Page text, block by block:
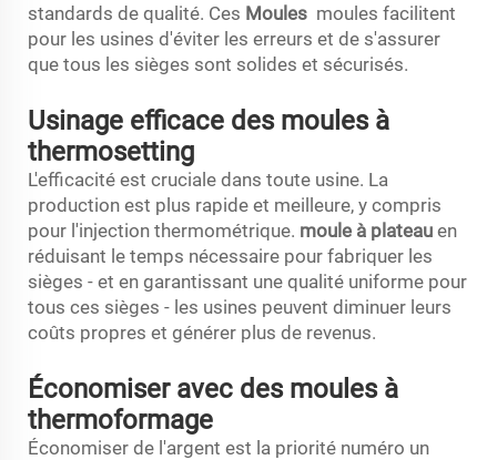
standards de qualité. Ces Moules moules facilitent
pour les usines d'éviter les erreurs et de s'assurer
que tous les sièges sont solides et sécurisés.
Usinage efficace des moules à
thermosetting
L'efficacité est cruciale dans toute usine. La
production est plus rapide et meilleure, y compris
pour l'injection thermométrique. moule à plateau en
réduisant le temps nécessaire pour fabriquer les
sièges - et en garantissant une qualité uniforme pour
tous ces sièges - les usines peuvent diminuer leurs
coûts propres et générer plus de revenus.
Économiser avec des moules à
thermoformage
Économiser de l'argent est la priorité numéro un